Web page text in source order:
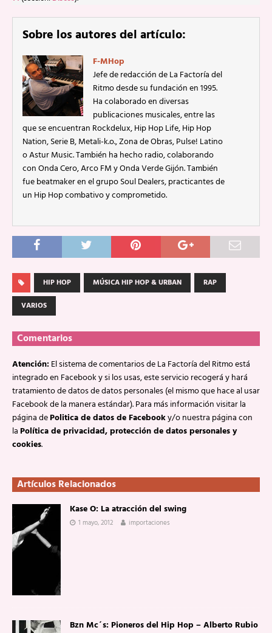
Sobre los autores del artículo:
F-MHop
Jefe de redacción de La Factoría del
Ritmo desde su fundación en 1995.
Ha colaborado en diversas
publicaciones musicales, entre las
que se encuentran Rockdelux, Hip Hop Life, Hip Hop
Nation, Serie B, Metali-k.o., Zona de Obras, Pulse! Latino
o Astur Music. También ha hecho radio, colaborando
con Onda Cero, Arco FM y Onda Verde Gijón. También
fue beatmaker en el grupo Soul Dealers, practicantes de
un Hip Hop combativo y comprometido.
HIP HOP MÚSICA HIP HOP & URBAN
RAP
VARIOS
Comentarios
Atención:El sistema de comentarios de La Factoría del Ritmo está
integrado en Facebook y si los usas, este servicio recogerá y hará
tratamiento de datos de datos personales (el mismo que hace al usar
Facebook de la manera estándar). Para más información visitar la
página dePolitica de datos de Facebooky/o nuestra página con
laPolítica de privacidad, protección de datos personales y
cookies.
Artículos Relacionados
Kase O: La atracción del swing
1 mayo, 2012 importaciones
Bzn Mc´s: Pioneros del Hip Hop – Alberto Rubio